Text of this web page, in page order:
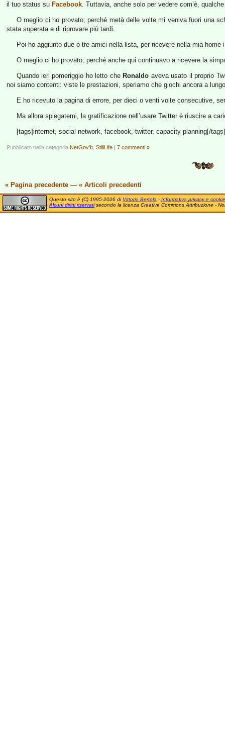
il tuo status su Facebook. Tuttavia, anche solo per vedere com’è,
O meglio ci ho provato; perché metà delle volte mi veniva fuori una
stata superata e di riprovare più tardi.
Poi ho aggiunto due o tre amici nella lista, per ricevere nella mia home
O meglio ci ho provato; perché anche qui continuavo a ricevere la
Quando ieri pomeriggio ho letto che Ronaldo aveva usato il proprio
noi siamo contenti: viste le prestazioni, speriamo che giochi ancora a
E ho ricevuto la pagina di errore, per dieci o venti volte consecutive,
Ma allora spiegatemi, la gratificazione nell’usare Twitter è riuscire a
[tags]internet, social network, facebook, twitter, capacity planning[/tags]
Pubblicato nella categoria NetGov'It StillLife | 7 commenti »
« Pagina precedente — « Articoli precedenti
Questo sito è (C) 1995-2026 di Vittorio Bertola - Informativa privacy e cookie
Alcuni diritti riservatisecondo la licenza Creative Commons Attribuzione -